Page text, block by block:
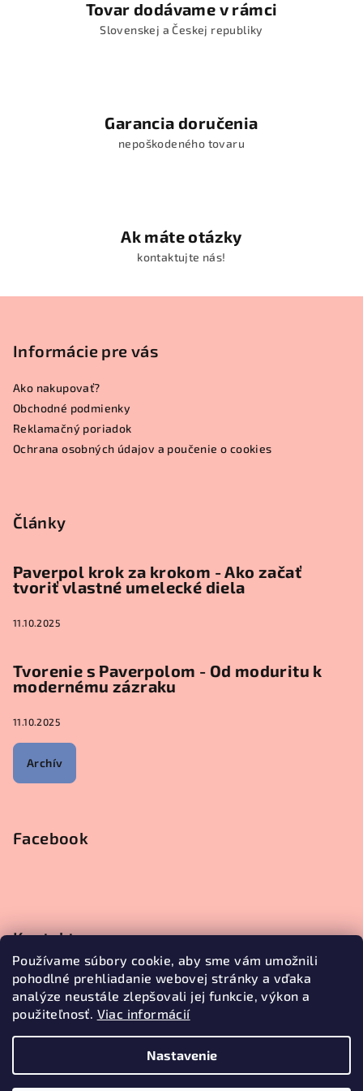
Používame súbory cookie, aby sme vám umožnili
pohodlné prehliadanie webovej stránky a vďaka
analýze neustále zlepšovali jej funkcie, výkon a
použiteľnosť. Viac informácií
Nastavenie
i
s
Tovar dodávame v rámci
Slovenskej a Českej republiky
Garancia doručenia
nepoškodeného tovaru
Ak máte otázky
kontaktujte nás!
Informácie pre vás
Ako nakupovať?
Obchodné podmienky
Reklamačný poriadok
Ochrana osobných údajov a poučenie o cookies
Články
Paverpol krok za krokom - Ako začať
tvoriť vlastné umelecké diela
11.10.2025
Tvorenie s Paverpolom - Od moduritu k
modernému zázraku
11.10.2025
Archív
Facebook
Kontakt
objednavky@janetecreative.sk
+421905499957